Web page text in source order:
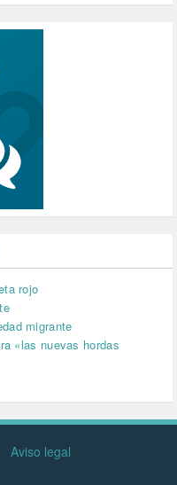
rojo
migrante
«las nuevas hordas
Aviso legal